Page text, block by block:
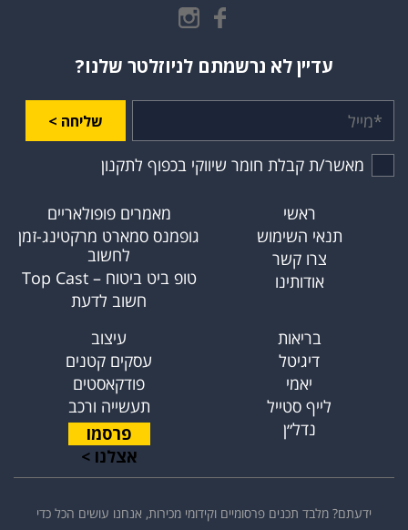
עדיין לא נרשמתם לניוזלטר שלנו?
שליחה >
מאשר/ת קבלת חומר שיווקי בכפוף לתקנון
ראשי
תנאי השימוש
צרו קשר
אודותינו
מאמרים פופולאריים
גופמנס סמארט מרקטינג-זמן
לחשוב
טופ ביט ביטוח – Top Cast
חשוב לדעת
בריאות
דיגיטל
יאמי
לייף סטייל
נדל״ן
עיצוב
עסקים קטנים
פודקאסטים
תעשייה ורכב
פרסמו
אצלנו >
ידעתם? מלבד תכנים פרסומיים וקידומי מכירות, אנחנו עושים הכל כדי